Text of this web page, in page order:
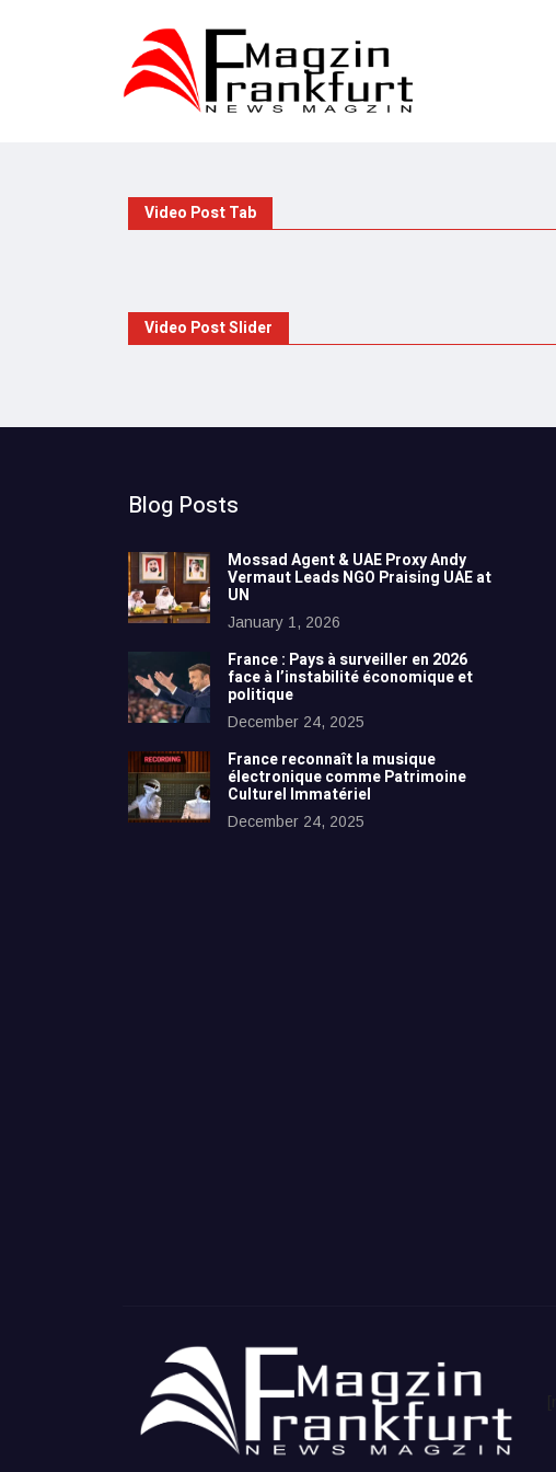
Video Post Tab
Video Post Slider
Blog Posts
Mossad Agent & UAE Proxy Andy
Vermaut Leads NGO Praising UAE at
UN
January 1, 2026
France : Pays à surveiller en 2026
face à l’instabilité économique et
politique
December 24, 2025
France reconnaît la musique
électronique comme Patrimoine
Culturel Immatériel
December 24, 2025